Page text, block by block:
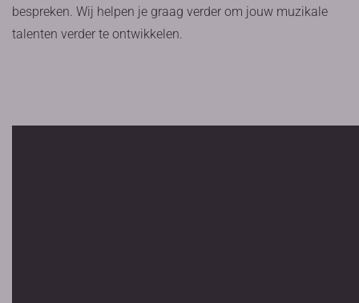
bespreken. Wij helpen je graag verder om jouw muzikale
talenten verder te ontwikkelen.